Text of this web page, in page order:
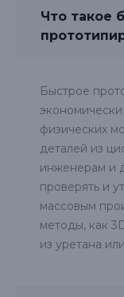
Что такое
Быстрое
физических
деталей из
инженерам и
проверять и
массовым
методы, как
из уретана